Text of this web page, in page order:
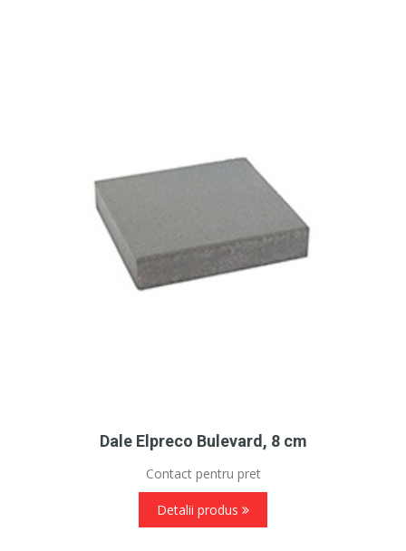
Dale Elpreco Bulevard, 8 cm
Contact pentru pret
Detalii produs